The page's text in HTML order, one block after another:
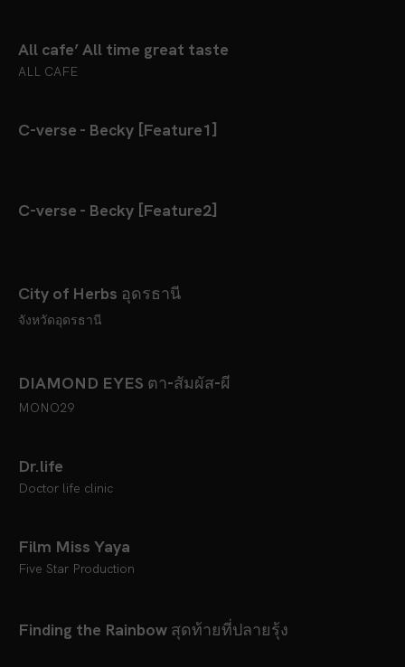
All cafe’ All time great taste
ALL CAFE
C-verse - Becky [Feature1]
C-verse - Becky [Feature2]
City of Herbs อุดรธานี
จังหวัดอุดรธานี
DIAMOND EYES ตา-สัมผัส-ผี
MONO29
Dr.life
Doctor life clinic
Film Miss Yaya
Five Star Production
Finding the Rainbow สุดท้ายที่ปลายรุ้ง